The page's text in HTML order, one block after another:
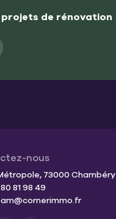
de rénovation
nous
73000 Chambéry
81 98 49